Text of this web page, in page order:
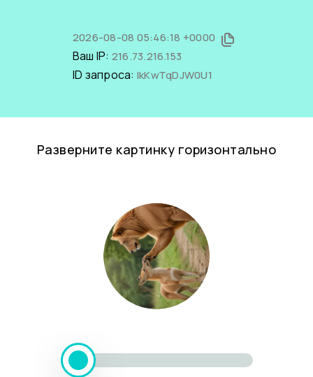
2026-08-08 05:46:18 +0000
Ваш IP: 216.73.216.153
ID запроса: IkKwTqDJW0U1
Разверните картинку горизонтально